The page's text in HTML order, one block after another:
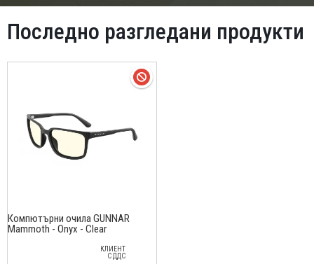
Последно разгледани продукти
Компютърни очила GUNNAR
Mammoth - Onyx - Clear
КЛИЕНТ
С ДДС